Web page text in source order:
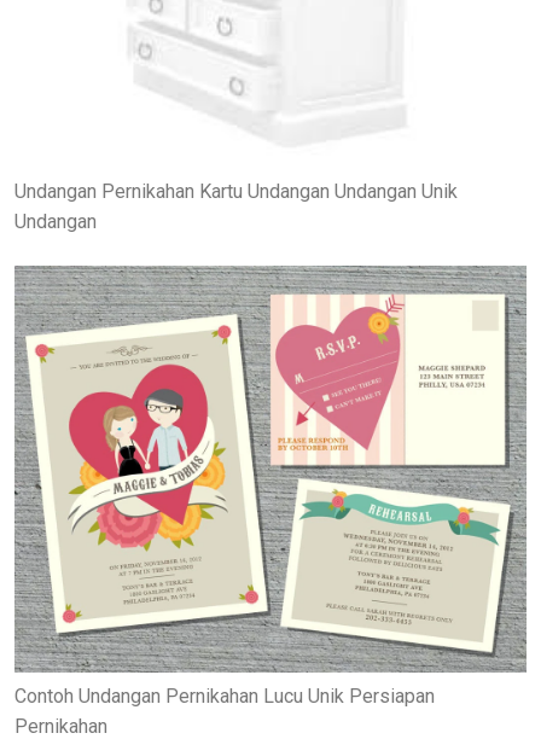
Undangan Pernikahan Kartu Undangan Undangan Unik
Undangan
Contoh Undangan Pernikahan Lucu Unik Persiapan
Pernikahan